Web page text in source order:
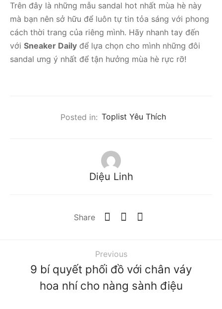
Trên đây là những mẫu sandal hot nhất mùa hè này
mà bạn nên sở hữu để luôn tự tin tỏa sáng với phong
cách thời trang của riêng mình. Hãy nhanh tay đến
với Sneaker Daily để lựa chọn cho mình những đôi
sandal ưng ý nhất để tận hưởng mùa hè rực rỡ!
Posted in: Toplist Yêu Thích
Diệu Linh
Share
Previous
9 bí quyết phối đồ với chân váy
hoa nhí cho nàng sành điệu